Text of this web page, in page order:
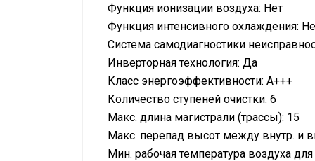
Функция ионизации воздуха: Нет
Функция интенсивного охлаждения:
Система самодиагностики
Инверторная технология: Да
Класс энергоэффективности: A+++
Количество ступеней очистки: 6
Макс. длина магистрали (трассы): 15
Макс. перепад высот между внутр. и
Мин. рабочая температура воздуха